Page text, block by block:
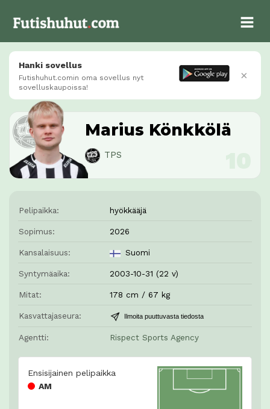
Hanki sovellus
Futishuhut.comin oma sovellus nyt
sovelluskaupoissa!
×
Marius Könkkölä
TPS
Pelipaikka: hyökkääjä
Sopimus: 2026
Kansalaisuus: Suomi
Syntymäaika: 2003-10-31 (22 v)
Mitat: 178 cm / 67 kg
Kasvattajaseura: Ilmoita puuttuvasta tiedosta
Agentti: Rispect Sports Agency
Ensisijainen pelipaikka
AM